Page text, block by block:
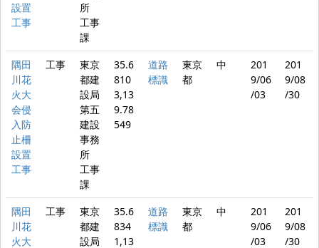
設置
工事
所
工事
課
隅田
川花
火大
会侵
入防
止柵
設置
工事
工事
東京
都建
設局
第五
建設
事務
所
工事
課
35.6
810
3,13
9.78
549
道路
標識
東京
都
中
201
9/06
/03
201
9/08
/30
隅田
川花
火大
工事
東京
都建
設局
35.6
834
1,13
道路
標識
東京
都
中
201
9/06
/03
201
9/08
/30